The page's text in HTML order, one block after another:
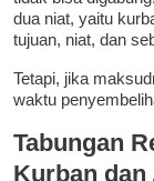
dua niat, yaitu
tujuan, niat, dan
Tetapi, jika
waktu
Tabungan
Kurban dan